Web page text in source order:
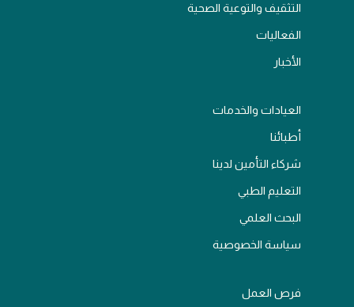
التثقيف والتوعية الصحية
الفعاليات
الأخبار
العيادات والخدمات
أطبائنا
شركاء التأمين لدينا
التعليم الطبي
البحث العلمي
سياسة الخصوصية
فرص العمل